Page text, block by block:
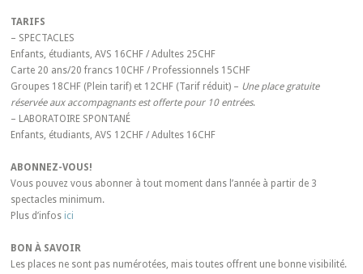
TARIFS
– SPECTACLES
Enfants, étudiants, AVS 16CHF / Adultes 25CHF
Carte 20 ans/20 francs 10CHF / Professionnels 15CHF
Groupes 18CHF (Plein tarif) et 12CHF (Tarif réduit) – Une place gratuite
réservée aux accompagnants est offerte pour 10 entrées.
– LABORATOIRE SPONTANÉ
Enfants, étudiants, AVS 12CHF / Adultes 16CHF
ABONNEZ-VOUS!
Vous pouvez vous abonner à tout moment dans l’année à partir de 3
spectacles minimum.
Plus d’infos ici
BON À SAVOIR
Les places ne sont pas numérotées, mais toutes offrent une bonne visibilité.